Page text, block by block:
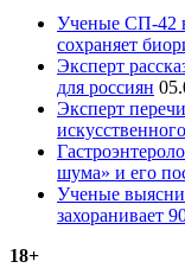
Ученые СП-42
сохраняет
Эксперт
для россиян
Эксперт
шума» и его
Ученые
захоранивает
18+